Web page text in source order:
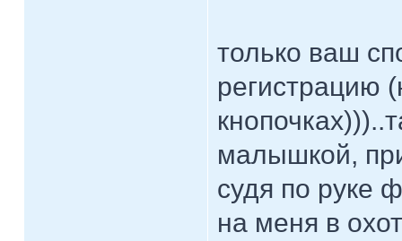
только ваш
регистрацию
малышкой,
судя по руке
на меня в